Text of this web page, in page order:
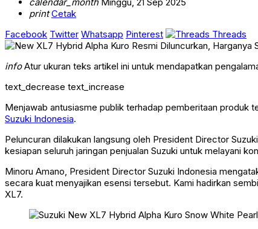
print Cetak
Facebook Twitter Whatsapp Pinterest Threads
infoAtur ukuran teks artikel ini untuk mendapatkan
text_decrease text_increase
Menjawab antusiasme publik terhadap pemberitaan produk
Suzuki Indonesia.
Peluncuran dilakukan langsung oleh President Director
kesiapan seluruh jaringan penjualan Suzuki untuk melayani
Minoru Amano, President Director Suzuki Indonesia
secara kuat menyajikan esensi tersebut. Kami hadirkan
XL7.